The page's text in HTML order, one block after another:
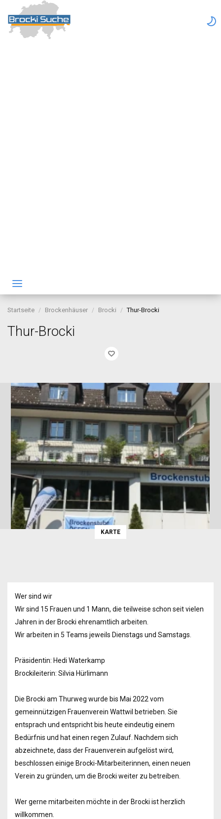
Startseite Brockenhäuser Brocki Thur-Brocki
Thur-Brocki
KARTE
Wer sind wir
Wir sind 15 Frauen und 1 Mann, die teilweise schon seit vielen
Jahren in der Brocki ehrenamtlich arbeiten.
Wir arbeiten in 5 Teams jeweils Dienstags und Samstags.
Präsidentin: Hedi Waterkamp
Brockileiterin: Silvia Hürlimann
Die Brocki am Thurweg wurde bis Mai 2022 vom
gemeinnützigen Frauenverein Wattwil betrieben. Sie
entsprach und entspricht bis heute eindeutig einem
Bedürfnis und hat einen regen Zulauf. Nachdem sich
abzeichnete, dass der Frauenverein aufgelöst wird,
beschlossen einige Brocki-Mitarbeiterinnen, einen neuen
Verein zu gründen, um die Brocki weiter zu betreiben.
Wer gerne mitarbeiten möchte in der Brocki ist herzlich
willkommen.